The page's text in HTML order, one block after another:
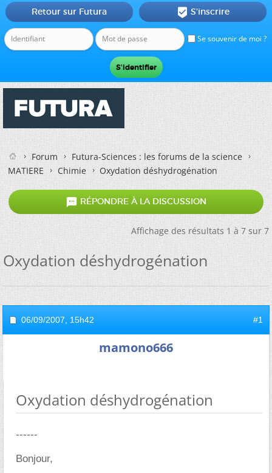
Se souvenir de moi ?
Retour sur Futura  S'inscrire
Forum
Futura-Sciences : les forums de la science
MATIERE
Chimie Oxydation déshydrogénation
 RÉPONDRE À LA DISCUSSION
Affichage des résultats 1 à 7 sur 7
Oxydation déshydrogénation
06/09/2007, 15h42 #1
mamono666
Oxydation déshydrogénation
------
Bonjour,